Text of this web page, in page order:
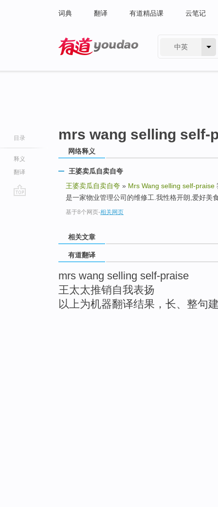
词典 翻译 有道精品课 云笔记
中英
目录
释义
翻译
mrs wang selling self-
网络释义
王婆卖瓜自卖自夸
王婆卖瓜自卖自夸 » Mrs Wang selling self-praise
是一家物业管理公司的维修工.我性格开朗,爱好美
基于8个网页-相关网页
相关文章
有道翻译
mrs wang selling self-praise
王太太推销自我表扬
以上为机器翻译结果，长、整句